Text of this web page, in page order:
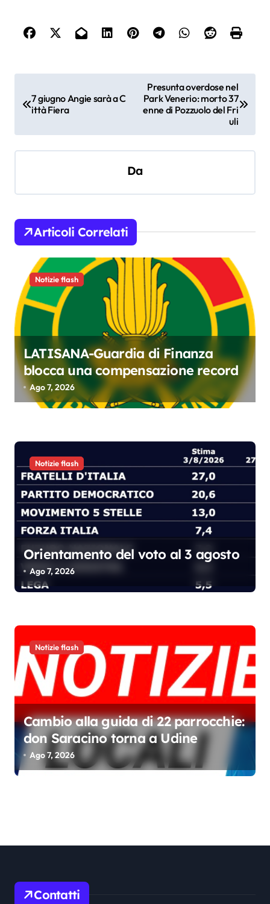
a
i
o
a
r
t
i
c
o
i
7 giugno Angie sarà a C
ittà Fiera
Presunta overdose nel
Park Venerio: morto 37
enne di Pozzuolo del Fri
uli
Da
Articoli Correlati
Notizie flash
LATISANA-Guardia di Finanza
blocca una compensazione record
Ago 7, 2026
Notizie flash
Orientamento del voto al 3 agosto
Ago 7, 2026
Notizie flash
Cambio alla guida di 22 parrocchie:
don Saracino torna a Udine
Ago 7, 2026
Contatti